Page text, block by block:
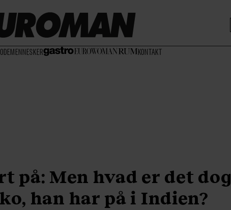
MENNESKER KONTAKT
på: Men hvad er det dog
han har på i Indien?